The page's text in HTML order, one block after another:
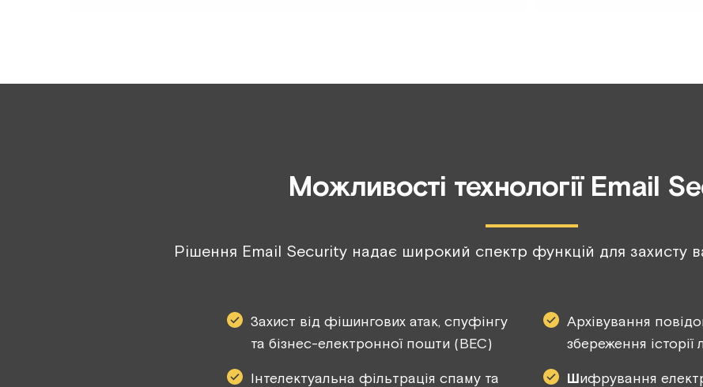
Можливості технології Email
Рішення Email Security надає широкий спектр функцій для захисту
Захист від фішингових атак, спуфінгу
та бізнес-електронної пошти (BEC)
Інтелектуальна фільтрація спаму та
Архівування
збереження історії
Шифрування